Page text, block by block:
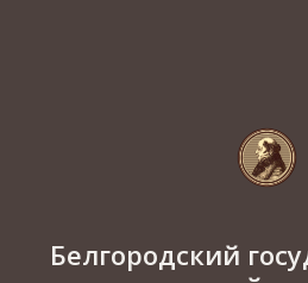
Белгородский